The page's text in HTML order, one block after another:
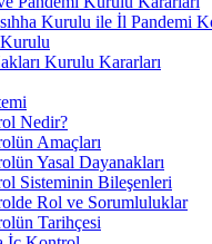
Kurulu ile İl Pandemi
Kurulu Kararları
Nedir?
Amaçları
Yasal Dayanakları
Sisteminin Bileşenleri
Rol ve Sorumluluklar
Tarihçesi